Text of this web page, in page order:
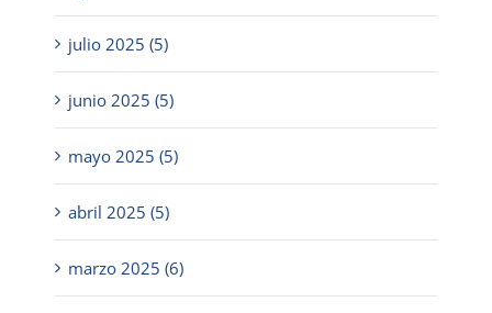
julio 2025 (5)
junio 2025 (5)
mayo 2025 (5)
abril 2025 (5)
marzo 2025 (6)